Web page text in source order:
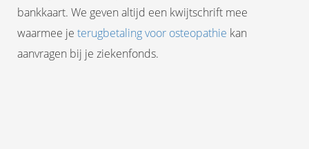
bankkaart. We geven altijd een kwijtschrift mee
waarmee je terugbetaling voor osteopathie kan
aanvragen bij je ziekenfonds.